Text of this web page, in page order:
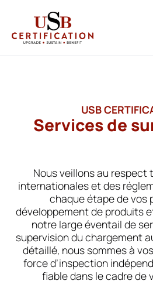
contenu
Services de
USB
Nous veillons au respect
internationales et des
chaque étape de vos
développement de produits
notre large éventail de
supervision du chargement
détaillé, nous sommes à
force d’inspection
fiable dans le cadre de